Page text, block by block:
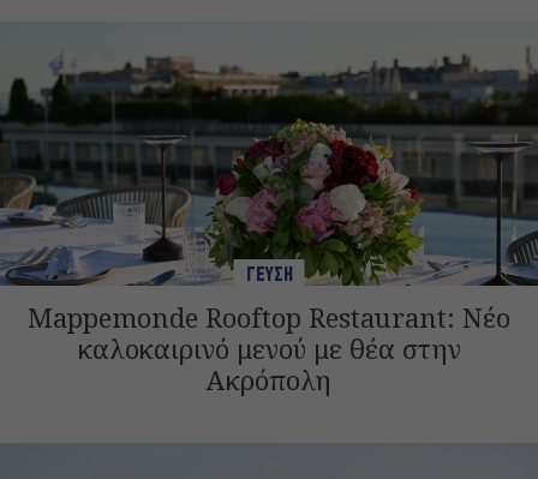
ΓΕΥΣΗ
Mappemonde Rooftop Restaurant: Νέο
καλοκαιρινό μενού με θέα στην
Ακρόπολη